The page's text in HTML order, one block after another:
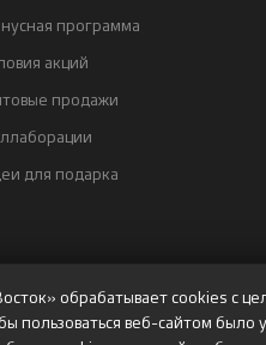
программа
акций
продажи
для подарка
обрабатывает cookies с
пользоваться веб-сайтом